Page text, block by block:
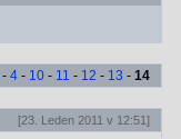
- 4 - 10 - 11 - 12 - 13 - 14
[23. Leden 2011 v 12:51]